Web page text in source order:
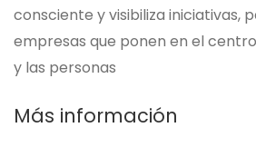
consciente y visibiliza iniciativas,
empresas que ponen en el
y las personas
Más información